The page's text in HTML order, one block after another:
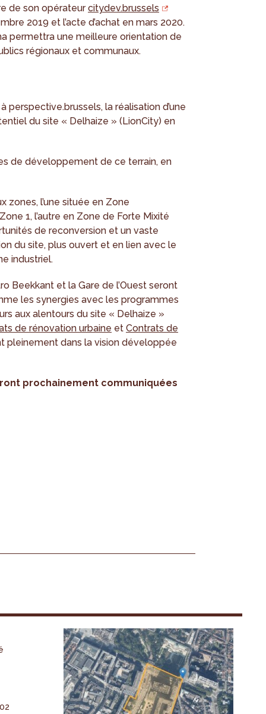
de son opérateurcitydev.brussels
2019 et l’acte d’achat en mars 2020.
permettra une meilleure orientation de
régionaux et communaux.
perspective.brussels, la réalisation d’une
du site « Delhaize » (LionCity) en
de développement de ce terrain, en
zones, l’une située en Zone
1, l’autre en Zone de Forte Mixité
de reconversion et un vaste
du site, plus ouvert et en lien avec le
industriel.
Beekkant et la Gare de l’Ouest seront
les synergies avec les programmes
aux alentours du site « Delhaize »
de rénovation urbaine etContrats de
pleinement dans la vision développée
prochainement communiquées